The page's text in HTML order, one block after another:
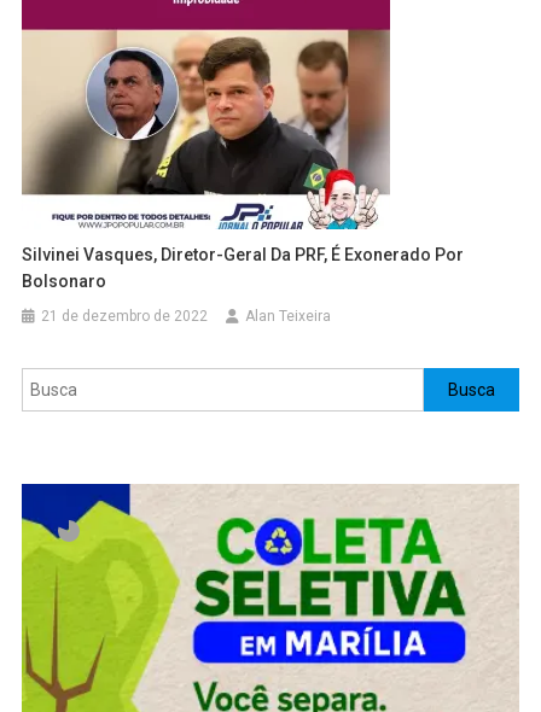
Silvinei Vasques, Diretor-Geral Da PRF, É Exonerado Por
Bolsonaro
21 de dezembro de 2022 Alan Teixeira
Pesquisar Busca